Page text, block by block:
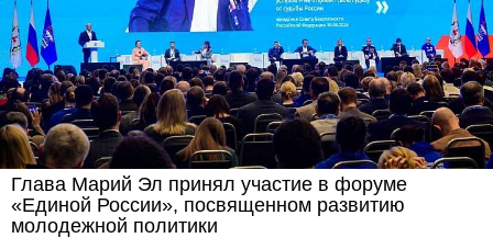
Глава Марий Эл принял участие в форуме
«Единой России», посвященном развитию
молодежной политики